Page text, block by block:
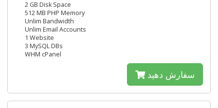
2 GB Disk Space
512 MB PHP Memory
Unlim Bandwidth
Unlim Email Accounts
1 Website
3 MySQL DBs
WHM cPanel
سفارش دهید